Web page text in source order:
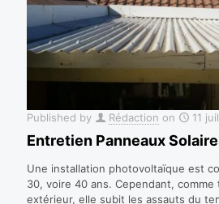
Published by Rédaction on 11
Entretien Panneaux
Une installation photovoltaïque est
30, voire 40 ans. Cependant,
extérieur, elle subit les assauts du